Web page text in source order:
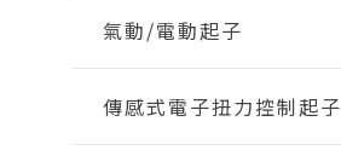
氣動/電動起子
傳感式電子扭力控制起子